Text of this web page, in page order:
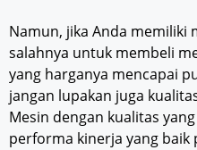
Namun, jika Anda memiliki
salahnya untuk membeli
yang harganya mencapai
jangan lupakan juga
Mesin dengan kualitas
performa kinerja yang baik